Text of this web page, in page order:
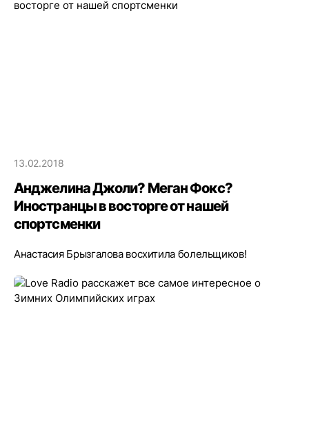
13.02.2018
Анджелина Джоли? Меган Фокс?
Иностранцы в восторге от нашей
спортсменки
Анастасия Брызгалова восхитила болельщиков!